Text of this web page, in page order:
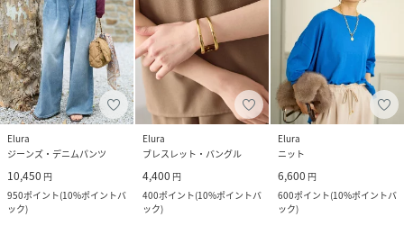
Elura
ジーンズ・デニムパンツ
10,450 円
950ポイント(10%ポイントバ
ック)
Elura
ブレスレット・バングル
4,400 円
400ポイント(10%ポイントバ
ック)
Elura
ニット
6,600 円
600ポイント(10%ポイントバ
ック)